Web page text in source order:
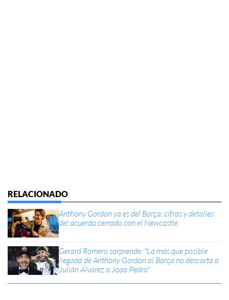
Anthony Gordon ya es del Barça: cifras y detalles
del acuerdo cerrado con el Newcastle
Gerard Romero sorprende: "La más que posible
llegada de Anthony Gordon al Barça no descarta a
Julián Álvarez o Joao Pedro"